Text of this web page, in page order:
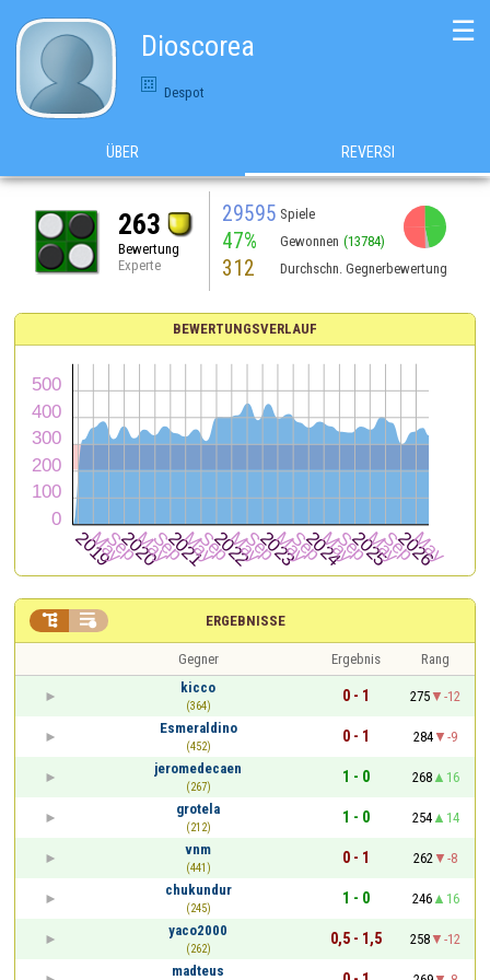
Dioscorea
Despot
☰
ÜBER REVERSI
263
Bewertung
Experte
29595 Spiele
47% Gewonnen (13784)
312 Durchschn. Gegnerbewertung
BEWERTUNGSVERLAUF
ERGEBNISSE
 
Gegner Ergebnis
Rang
kicco
(364)
0 - 1 275
-12
Esmeraldino
(452)
0 - 1 284
-9
jeromedecaen
(267)
1 - 0 268
16
grotela
(212)
1 - 0 254
14
vnm
(441)
0 - 1 262
-8
chukundur
(245)
1 - 0 246
16
yaco2000
(262)
0,5 - 1,5 258
-12
madteus